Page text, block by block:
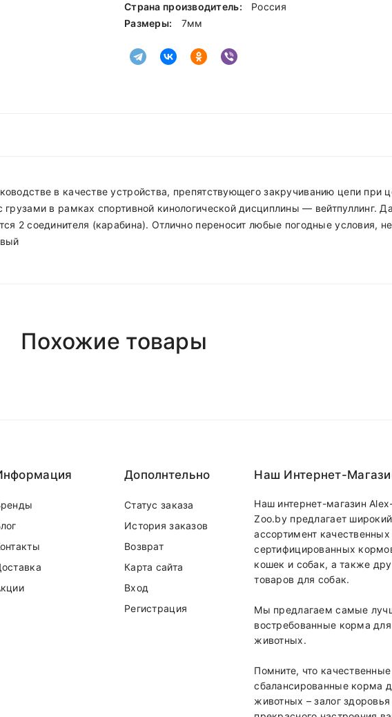
Страна производитель:
Россия
Размеры:
7мм
в качестве устройства, препятствующего закручиванию цепи при
в рамках спортивной кинологической дисциплины — вейтпуллинг.
2 соединителя (карабина). Отлично переносит любые погодные условия,
18.00 (При наличии интересующего вас товара на складе)
Dress
Email
Похожие товары
Дополнтельно
Статус заказа
История заказов
Возврат
Карта сайта
Вход
Регистрация
Наш Интернет-
Наш интернет-магазин
Zoo.by предлагает широкий
ассортимент качественных
сертифицированных
кошек и собак, а также
товаров для собак.
Мы предлагаем самые
востребованные корма для
животных.
Помните, что
сбалансированные корма
животных – залог